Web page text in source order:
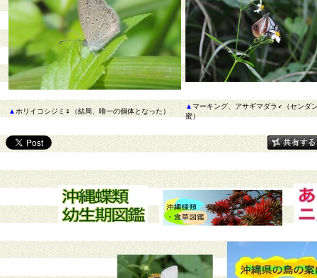
▲ ホリイコシジミ♀（結局、唯一の個体となった）
▲マーキング、アサギマダラ♂（センダ
蜜）